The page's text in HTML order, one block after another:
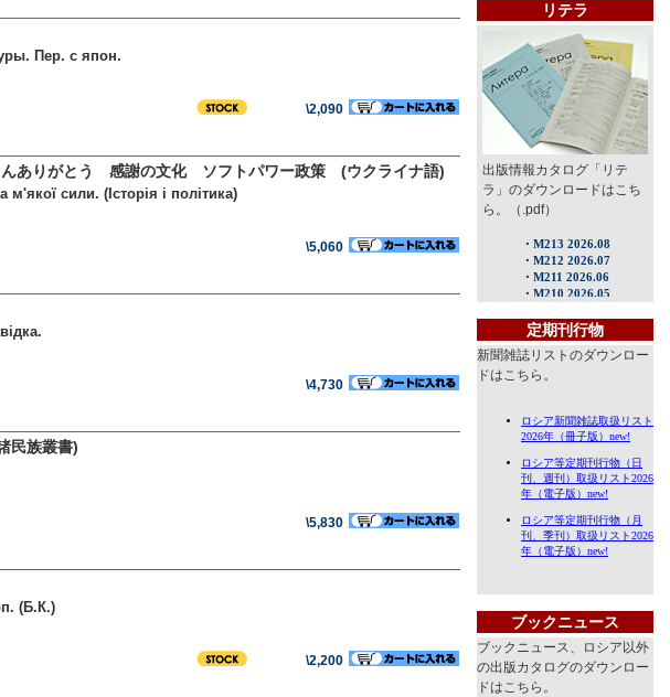
Пер. с япон.
\2,090
ありがとう 感謝の文化 ソフトパワー政策 (ウクライナ語)
сили. (Історія і політика)
\5,060
\4,730
民族叢書)
\5,830
(Б.К.)
\2,200
リテラ
出版情報カタログ「リテ
ラ」のダウンロードはこち
ら。（.pdf）
定期刊行物
新聞雑誌リストのダウンロー
ドはこちら。
ブックニュース
ブックニュース、ロシア以外
の出版カタログのダウンロー
ドはこちら。